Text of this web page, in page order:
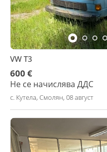
VW T3
600 €
Не се начислява ДДС
с. Кутела, Смолян, 08 август